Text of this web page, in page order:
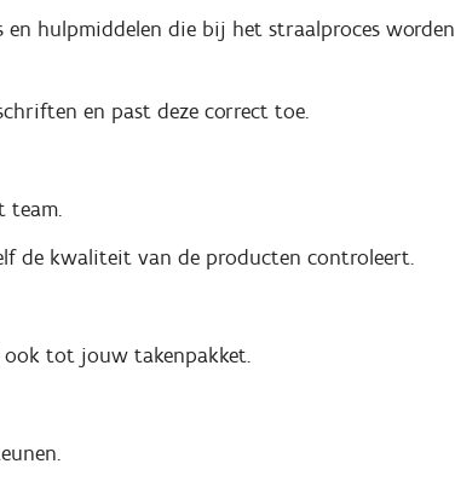
en hulpmiddelen die bij het straalproces worden
en past deze correct toe.
team.
de kwaliteit van de producten controleert.
tot jouw takenpakket.